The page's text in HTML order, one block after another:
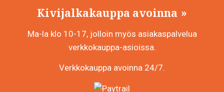
sivulla.
Kivijalkakauppa avoinna
Ma-la klo 10-17, jolloin myös asiakaspalvelua
verkkokauppa-asioissa.
Verkkokauppa avoinna 24/7.